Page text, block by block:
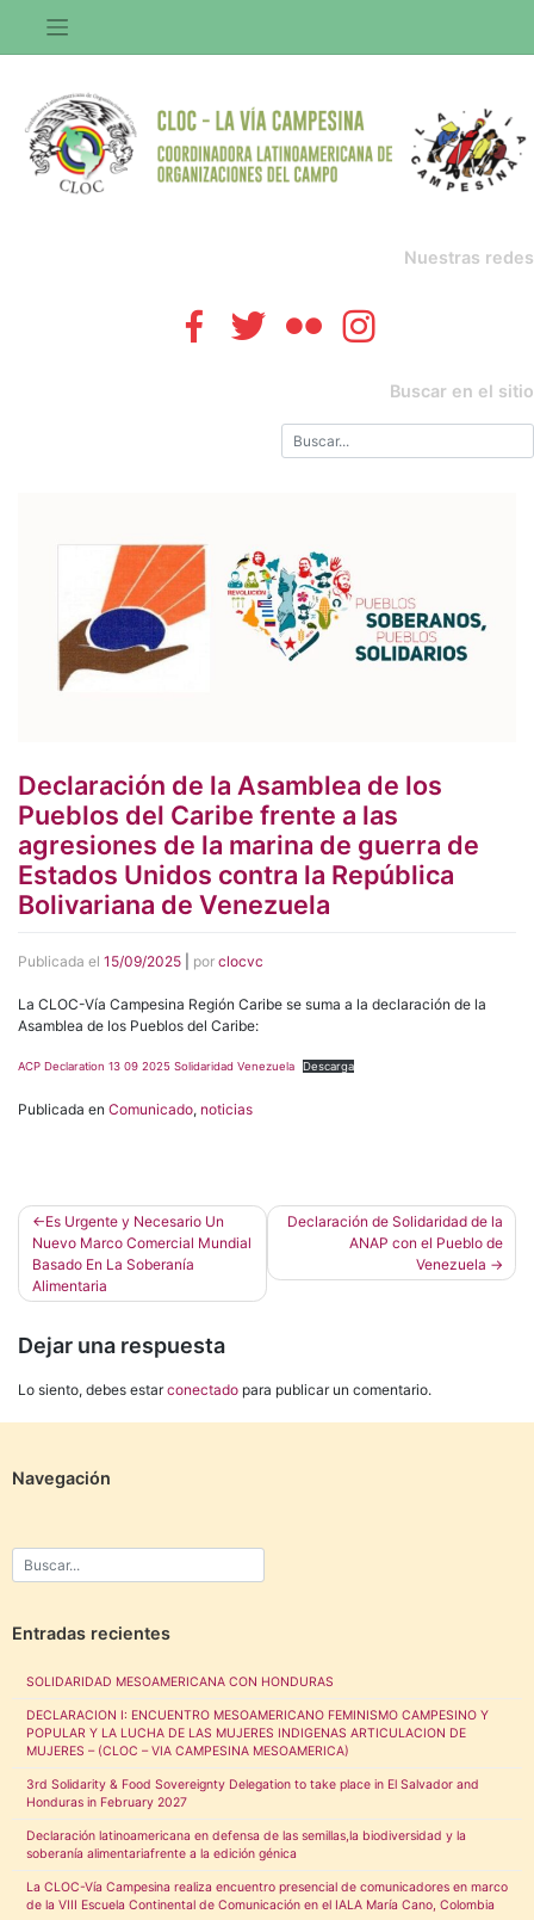
contenido
Nuestras redes
Buscar en el sitio
Declaración de la Asamblea de los
Pueblos del Caribe frente a las
agresiones de la marina de guerra de
Estados Unidos contra la República
Bolivariana de Venezuela
Publicada el 15/09/2025 por clocvc
La CLOC-Vía Campesina Región Caribe se suma a la declaración de la
Asamblea de los Pueblos del Caribe:
ACP Declaration 13 09 2025 Solidaridad Venezuela Descarga
Publicada en Comunicado, noticias
Navegación
de
entradas
Es Urgente y Necesario Un
Nuevo Marco Comercial Mundial
Basado En La Soberanía
Alimentaria
Declaración de Solidaridad de la
ANAP con el Pueblo de
Venezuela
Dejar una respuesta
Lo siento, debes estarconectado para publicar un comentario.
Navegación
Entradas recientes
SOLIDARIDAD MESOAMERICANA CON HONDURAS
DECLARACION I: ENCUENTRO MESOAMERICANO FEMINISMO CAMPESINO Y
POPULAR Y LA LUCHA DE LAS MUJERES INDIGENAS ARTICULACION DE
MUJERES – (CLOC – VIA CAMPESINA MESOAMERICA)
3rd Solidarity & Food Sovereignty Delegation to take place in El Salvador and
Honduras in February 2027
Declaración latinoamericana en defensa de las semillas,la biodiversidad y la
soberanía alimentariafrente a la edición génica
La CLOC-Vía Campesina realiza encuentro presencial de comunicadores en marco
de la VIII Escuela Continental de Comunicación en el IALA María Cano, Colombia